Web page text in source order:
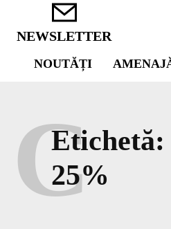
NEWSLETTER
NOUTĂȚI
Etichetă:
25%
C